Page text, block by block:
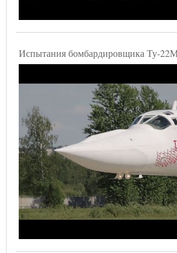
Испытания бомбардировщика Ту-